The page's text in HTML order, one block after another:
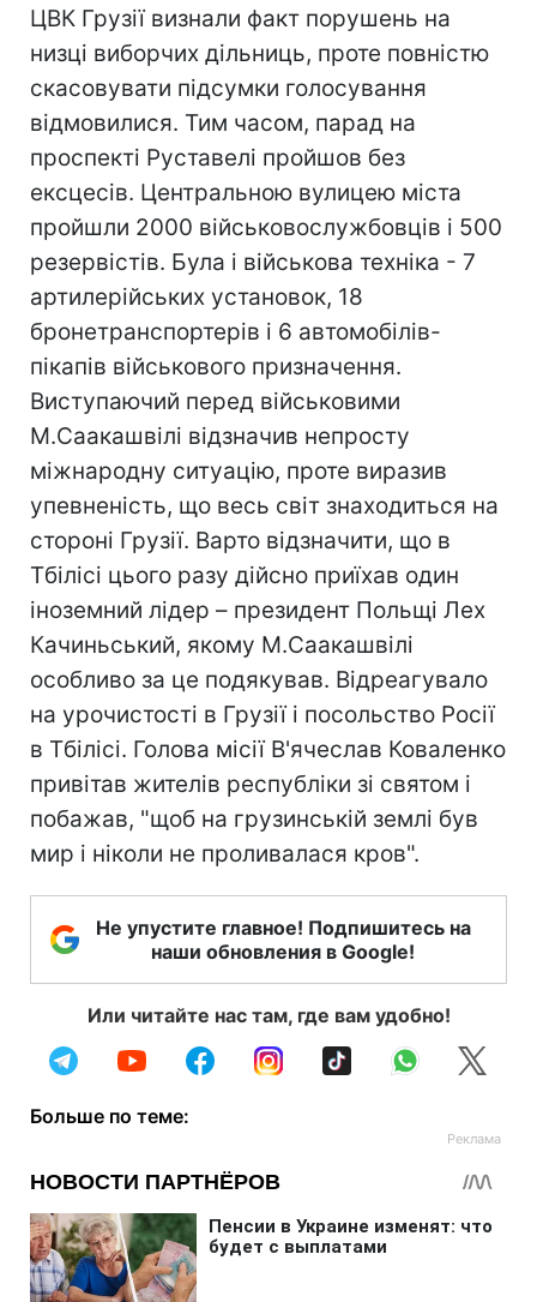
ЦВК Грузії визнали факт порушень на
низці виборчих дільниць, проте повністю
скасовувати підсумки голосування
відмовилися. Тим часом, парад на
проспекті Руставелі пройшов без
ексцесів. Центральною вулицею міста
пройшли 2000 військовослужбовців і 500
резервістів. Була і військова техніка - 7
артилерійських установок, 18
бронетранспортерів і 6 автомобілів-
пікапів військового призначення.
Виступаючий перед військовими
М.Саакашвілі відзначив непросту
міжнародну ситуацію, проте виразив
упевненість, що весь світ знаходиться на
стороні Грузії. Варто відзначити, що в
Тбілісі цього разу дійсно приїхав один
іноземний лідер – президент Польщі Лех
Качиньський, якому М.Саакашвілі
особливо за це подякував. Відреагувало
на урочистості в Грузії і посольство Росії
в Тбілісі. Голова місії В'ячеслав Коваленко
привітав жителів республіки зі святом і
побажав, "щоб на грузинській землі був
мир і ніколи не проливалася кров".
Не упустите главное! Подпишитесь на
наши обновления в Google!
Или читайте нас там, где вам удобно!
Больше по теме: